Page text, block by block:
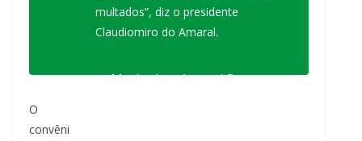
multados”, diz o presidente
Claudiomiro do Amaral.
Machado e Amaral firmam
O
convêni